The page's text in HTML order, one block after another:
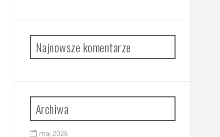
Najnowsze komentarze
Archiwa
maj 2026